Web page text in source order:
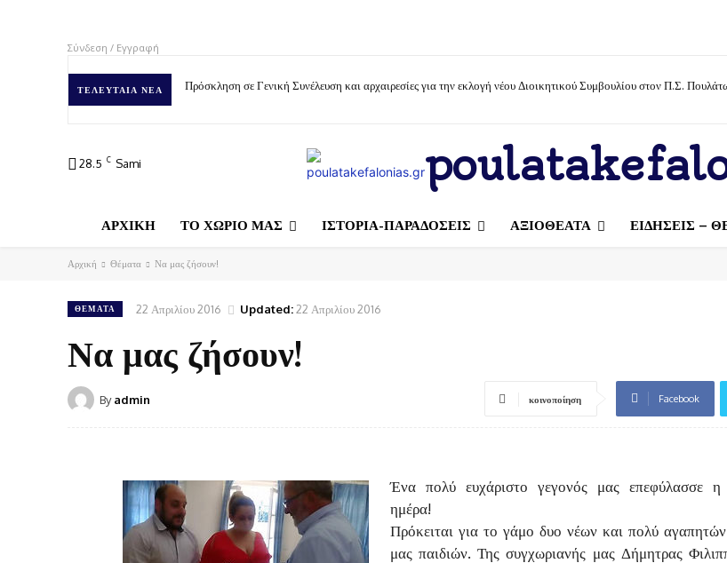
Σύνδεση / Εγγραφή
ΤΕΛΕΥΤΑΊΑ ΝΈΑ Πρόσκληση σε Γενική Συνέλευση και αρχαιρεσίες για την εκλογή νέου Διοικητικού Συμβουλίου στον Π.Σ.
28.5 C Sami
ΑΡΧΙΚΗ ΤΟ ΧΩΡΙΟ ΜΑΣ ΙΣΤΟΡΙΑ-ΠΑΡΑΔΟΣΕΙΣ ΑΞΙΟΘΕΑΤΑ ΕΙΔΗΣΕΙΣ –
Αρχική Θέματα Να μας ζήσουν!
ΘΈΜΑΤΑ 22 Απριλίου 2016 Updated:22 Απριλίου 2016
Να μας ζήσουν!
By admin κοινοποίηση Facebook
Ένα πολύ ευχάριστο γεγονός μας επεφύλασσε η
ημέρα!
Πρόκειται για το γάμο δυο νέων και πολύ
μας παιδιών. Της συγχωριανής μας Δήμητρας